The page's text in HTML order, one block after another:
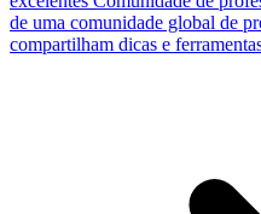
de uma comunidade global de
compartilham dicas e